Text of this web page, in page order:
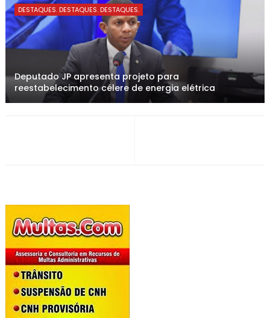
DESTAQUES. DESTAQUES. DESTAQUES.
Deputado JP apresenta projeto para
reestabelecimento célere de energia elétrica